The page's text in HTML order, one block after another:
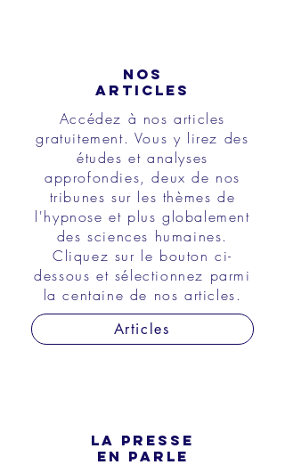
NOS
ARTICLES
Accédez à nos articles
gratuitement. Vous y lirez des
études et analyses
approfondies, deux de nos
tribunes sur les thèmes de
l'hypnose et plus globalement
des sciences humaines.
Cliquez sur le bouton ci-
dessous et sélectionnez parmi
la centaine de nos articles.
Articles
La presse
en parle